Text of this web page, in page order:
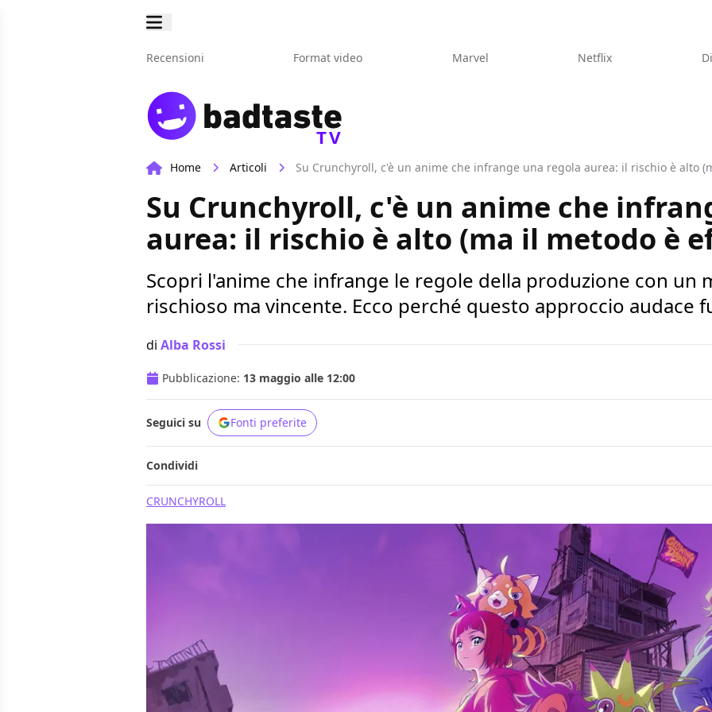
Recensioni Format video Marvel Netflix
TV
Home Articoli Su Crunchyroll, c'è un anime che infrange una regola aurea: il rischio è alto
Su Crunchyroll, c'è un anime che
aurea: il rischio è alto (ma il metodo è
Scopri l'anime che infrange le regole della produzione con un
rischioso ma vincente. Ecco perché questo approccio audace
di Alba Rossi
Pubblicazione: 13 maggio alle 12:00
Seguici su Fonti preferite
Condividi
CRUNCHYROLL